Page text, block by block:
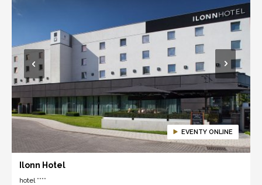
EVENTY ONLINE
Ilonn Hotel
hotel ****